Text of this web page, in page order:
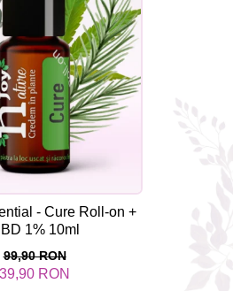
- Cure Roll-on +
1% 10ml
99,90 RON
39,90 RON